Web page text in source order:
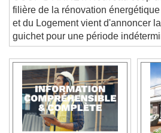
COUP D'ARRÊT. Nouveau coup
filière de la rénovation
et du Logement vient d'annoncer
guichet pour une période